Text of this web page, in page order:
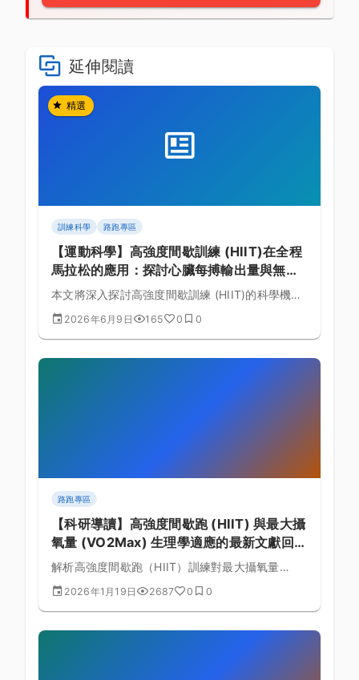
延伸閱讀
精選
訓練科學 路跑專區
【運動科學】高強度間歇訓練 (HIIT)在全程
馬拉松的應用：探討心臟每搏輸出量與無氧
耐力的生理實證與課表規劃的黃金法則
本文將深入探討高強度間歇訓練 (HIIT)的科學機
制，結合全程馬拉松的生理需求，詳細解析心臟每
搏輸出量與無氧耐力的理論基礎與具體訓練課表排
2026年6月9日 165 0 0
路跑專區
【科研導讀】高強度間歇跑 (HIIT) 與最大攝
氧量 (VO2Max) 生理學適應的最新文獻回
顧：臨床醫學與運動表現關係探討 (第 106
解析高強度間歇跑（HIIT）訓練對最大攝氧量
（VO2Max）的生理學適應機制，提供間歇課表設
計與恢復安排建議。
2026年1月19日 2687 0 0